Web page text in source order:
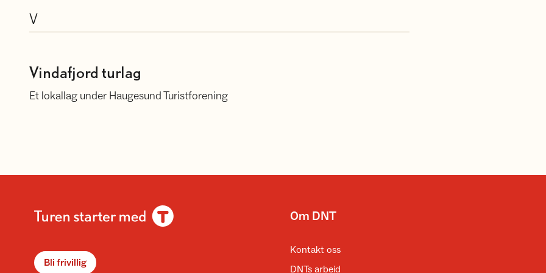
V
Vindafjord turlag
Vindafjord turlag
Et lokallag under Haugesund Turistforening
Bli frivillig
Om DNT
Kontakt oss
DNTs arbeid